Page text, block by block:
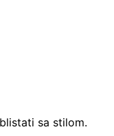
sa stilom.